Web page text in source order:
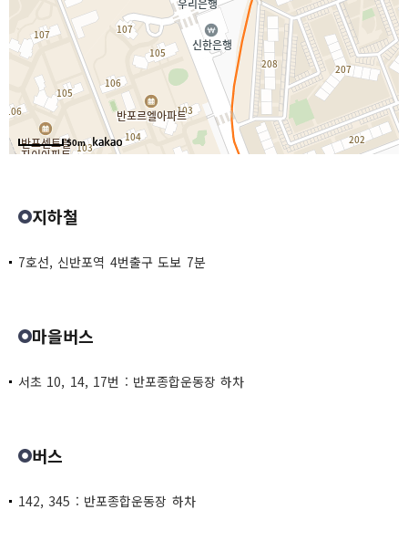
50m
지하철
7호선, 신반포역 4번출구 도보 7분
마을버스
서초 10, 14, 17번 : 반포종합운동장 하차
버스
142, 345 : 반포종합운동장 하차